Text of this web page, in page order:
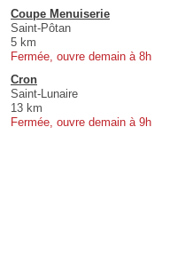
Coupe Menuiserie
Saint-Pôtan
5 km
Fermée, ouvre demain à 8h
Cron
Saint-Lunaire
13 km
Fermée, ouvre demain à 9h